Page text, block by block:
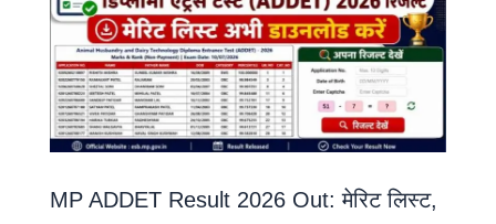
MP ADDET Result 2026 Out: मेरिट लिस्ट,